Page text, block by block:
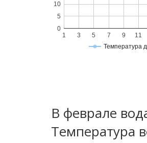
Температура
1 3 5 7 9 11
0
5
10
В феврале
Температура